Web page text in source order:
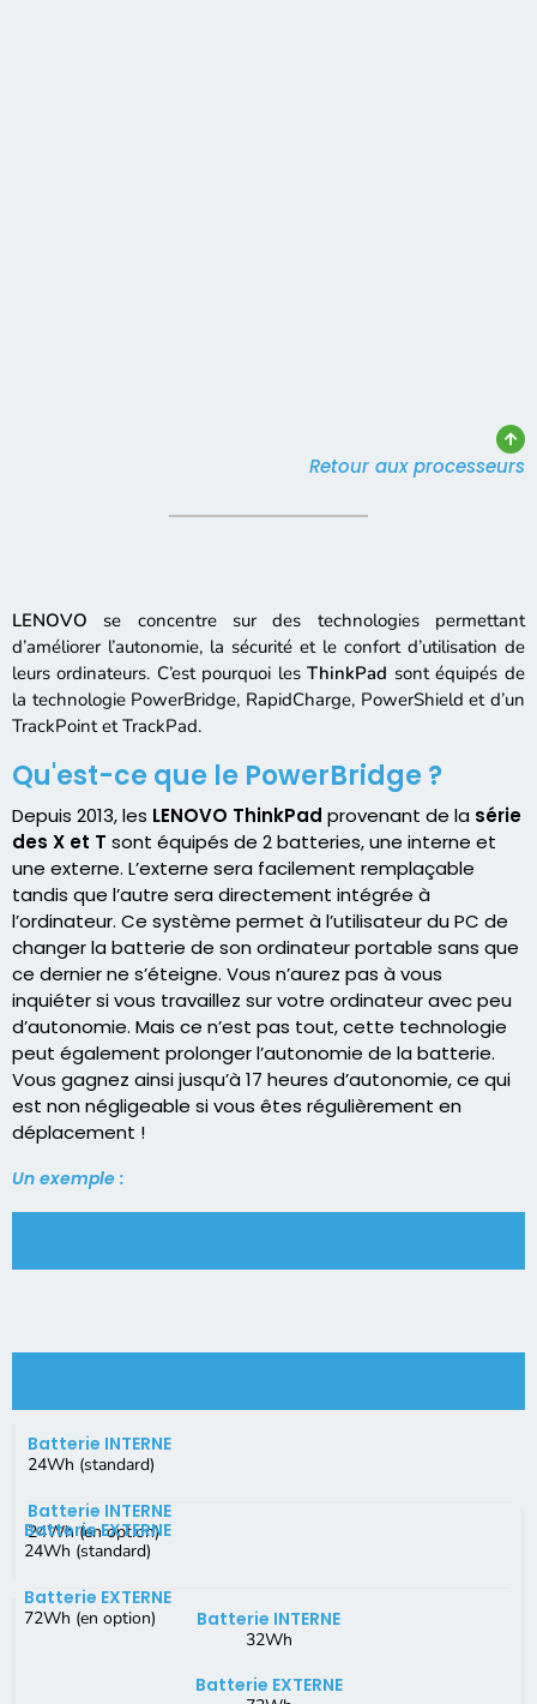
Retour aux processeurs
LENOVO se concentre sur des technologies permettant
d’améliorer l’autonomie, la sécurité et le confort d’utilisation de
leurs ordinateurs. C’est pourquoi les ThinkPad sont équipés de
la technologie PowerBridge, RapidCharge, PowerShield et d’un
TrackPoint et TrackPad.
Qu'est-ce que le PowerBridge ?
Depuis 2013, les LENOVO ThinkPad provenant de la série
des X et T sont équipés de 2 batteries, une interne et
une externe. L’externe sera facilement remplaçable
tandis que l’autre sera directement intégrée à
l’ordinateur. Ce système permet à l’utilisateur du PC de
changer la batterie de son ordinateur portable sans que
ce dernier ne s’éteigne. Vous n’aurez pas à vous
inquiéter si vous travaillez sur votre ordinateur avec peu
d’autonomie. Mais ce n’est pas tout, cette technologie
peut également prolonger l’autonomie de la batterie.
Vous gagnez ainsi jusqu’à 17 heures d’autonomie, ce qui
est non négligeable si vous êtes régulièrement en
déplacement !
Un exemple :
Batterie INTERNE
24Wh (standard)
Batterie INTERNE
24Wh (en option)
Batterie EXTERNE
24Wh (standard)
Batterie EXTERNE
72Wh (en option) Batterie INTERNE
32Wh
Batterie EXTERNE